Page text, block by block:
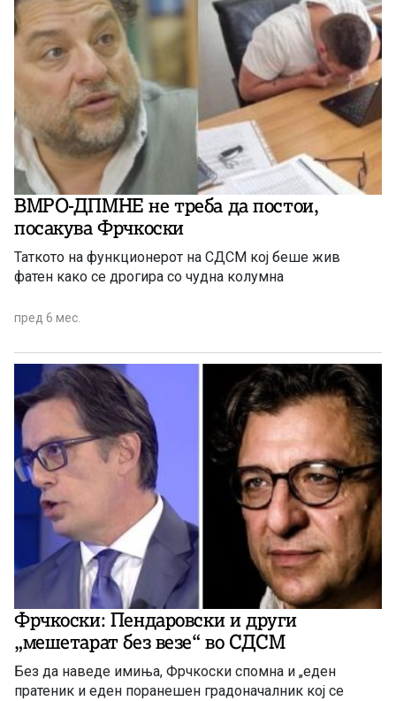
ВМРО-ДПМНЕ не треба да постои,
посакува Фрчкоски
Таткото на функционерот на СДСМ кој беше жив
фатен како се дрогира со чудна колумна
пред 6 мес.
Фрчкоски: Пендаровски и други
„мешетарат без везе“ во СДСМ
Без да наведе имиња, Фрчкоски спомна и „еден
пратеник и еден поранешен градоначалник кој се